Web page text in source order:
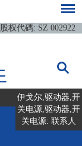
股权代碼: SZ 002922
伊戈尔,驱动器,开
关电源,驱动器,开
关电源: 联系人